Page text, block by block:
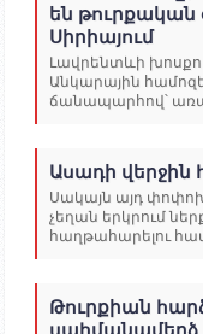
են թուրքական
Սիրիայում
Լավրենտևի
Անկարային
ճանապարհով՝
Ասադի վերջին
Սակայն այդ
չեղան երկրում
հաղթահարելու
Թուրքիան
սահմանամերձ